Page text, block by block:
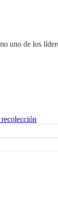
uno de los